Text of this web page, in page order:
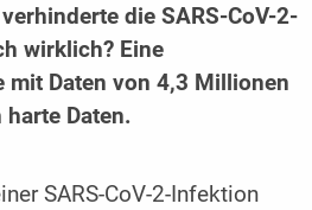
die SARS-CoV-2-
wirklich? Eine
mit Daten von 4,3 Millionen
Daten.
SARS-CoV-2-Infektion